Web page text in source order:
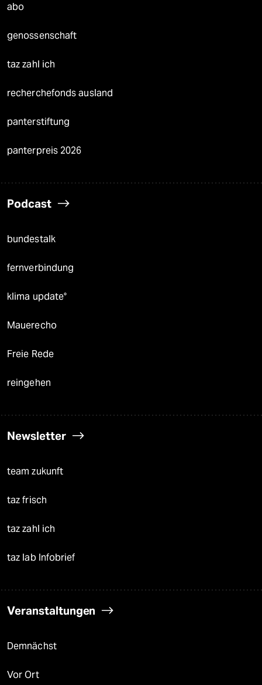
abo
genossenschaft
taz zahl ich
recherchefonds ausland
panterstiftung
panterpreis 2026
Podcast
bundestalk
fernverbindung
klima update°
Mauerecho
Freie Rede
reingehen
Newsletter
team zukunft
taz frisch
taz zahl ich
taz lab Infobrief
Veranstaltungen
Demnächst
Vor Ort